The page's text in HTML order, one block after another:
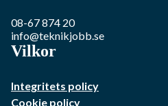
08-67 874 20
info@teknikjobb.se
Vilkor
Integritets policy
Cookie policy